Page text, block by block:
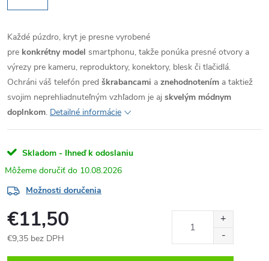
Každé púzdro, kryt je presne vyrobené
pre konkrétny model smartphonu, takže ponúka presné otvory a
výrezy pre kameru, reproduktory, konektory, blesk či tlačidlá.
Ochráni váš telefón pred škrabancami a znehodnotením a taktiež
svojim neprehliadnuteľným vzhľadom je aj skvelým módnym
doplnkom. Detailné informácie
Skladom - Ihneď k odoslaniu
10.08.2026
Možnosti doručenia
€11,50
€9,35 bez DPH